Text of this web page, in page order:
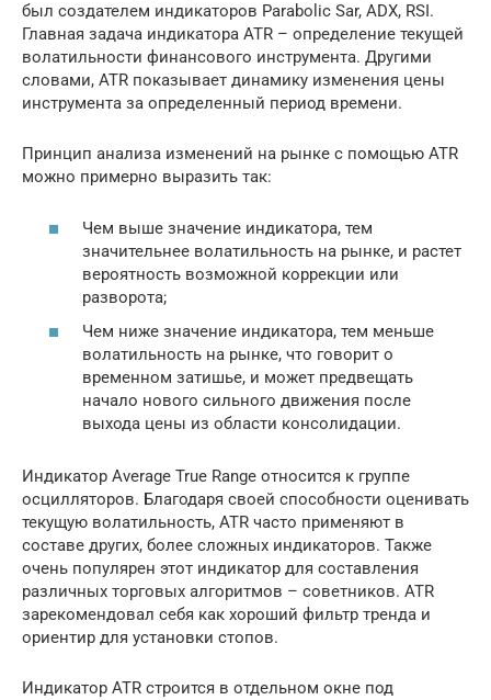
был создателем индикаторов Parabolic Sar, ADX, RSI.
Главная задача индикатора ATR – определение текущей
волатильности финансового инструмента. Другими
словами, ATR показывает динамику изменения цены
инструмента за определенный период времени.
Принцип анализа изменений на рынке с помощью ATR
можно примерно выразить так:
Чем выше значение индикатора, тем
значительнее волатильность на рынке, и растет
вероятность возможной коррекции или
разворота;
Чем ниже значение индикатора, тем меньше
волатильность на рынке, что говорит о
временном затишье, и может предвещать
начало нового сильного движения после
выхода цены из области консолидации.
Индикатор Average True Range относится к группе
осцилляторов. Благодаря своей способности оценивать
текущую волатильность, ATR часто применяют в
составе других, более сложных индикаторов. Также
очень популярен этот индикатор для составления
различных торговых алгоритмов – советников. ATR
зарекомендовал себя как хороший фильтр тренда и
ориентир для установки стопов.
Индикатор ATR строится в отдельном окне под